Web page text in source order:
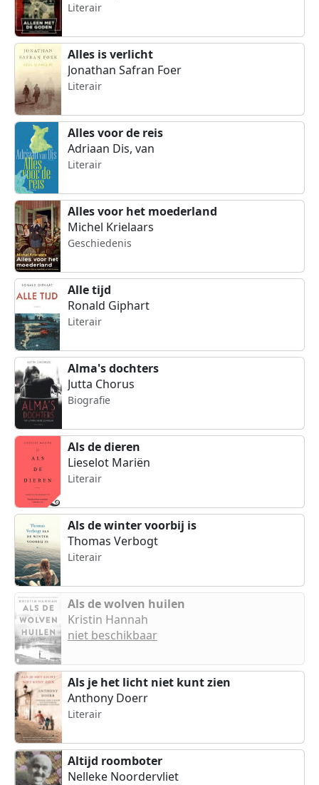
Literair
Alles is verlicht
Jonathan Safran Foer
Literair
Alles voor de reis
Adriaan Dis, van
Literair
Alles voor het moederland
Michel Krielaars
Geschiedenis
Alle tijd
Ronald Giphart
Literair
Alma's dochters
Jutta Chorus
Biografie
Als de dieren
Lieselot Mariën
Literair
Als de winter voorbij is
Thomas Verbogt
Literair
Als de wolven huilen
Kristin Hannah
niet beschikbaar
Als je het licht niet kunt zien
Anthony Doerr
Literair
Altijd roomboter
Nelleke Noordervliet